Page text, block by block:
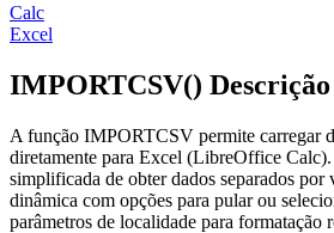
Calc
Excel
IMPORTCSV() Descrição
A função IMPORTCSV permite carregar
diretamente para Excel (LibreOffice
simplificada de obter dados separados
dinâmica com opções para pular ou
parâmetros de localidade para formatação